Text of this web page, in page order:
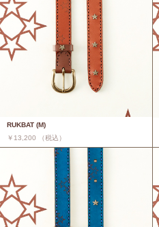
RUKBAT (M)
￥13,200 （税込）